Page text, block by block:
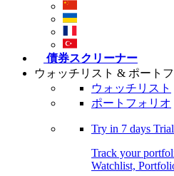
債券スクリーナー
ウォッチリスト & ポート
ウォッチリスト
ポートフォリオ
Try in 7 days
Track your
Watchlist,